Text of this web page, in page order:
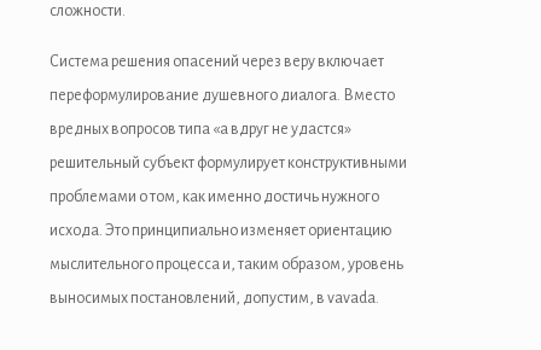
giriş
giriş
сложности.
Система решения опасений через веру включает
переформулирование душевного диалога. Вместо
вредных вопросов типа «а вдруг не удастся»
решительный субъект формулирует конструктивными
проблемами о том, как именно достичь нужного
исхода. Это принципиально изменяет ориентацию
мыслительного процесса и, таким образом, уровень
выносимых постановлений, допустим, в vavada.